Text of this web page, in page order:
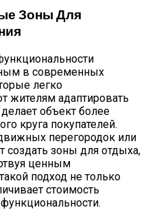
Зоны Для
в современных
легко
жителям адаптировать
объект более
круга покупателей.
перегородок или
зоны для отдыха,
ценным
подход не только
стоимость